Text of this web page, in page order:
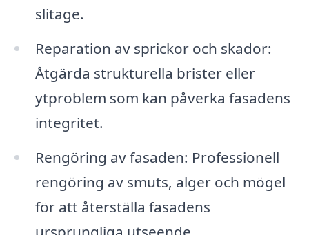
slitage.
Reparation av sprickor och skador:
Åtgärda strukturella brister eller
ytproblem som kan påverka fasadens
integritet.
Rengöring av fasaden: Professionell
rengöring av smuts, alger och mögel
för att återställa fasadens